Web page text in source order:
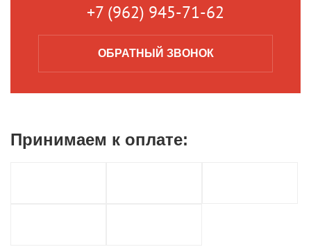
+7 (962) 945-71-62
ОБРАТНЫЙ ЗВОНОК
Принимаем к оплате: